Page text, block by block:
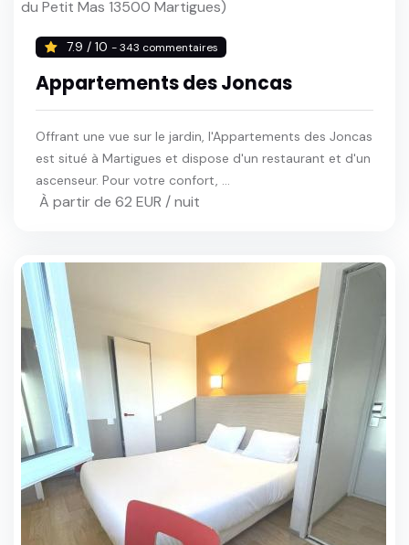
7.9 / 10 - 343 commentaires
Appartements des Joncas
Offrant une vue sur le jardin, l'Appartements des Joncas
est situé à Martigues et dispose d'un restaurant et d'un
ascenseur. Pour votre confort, ...
À partir de 62 EUR / nuit